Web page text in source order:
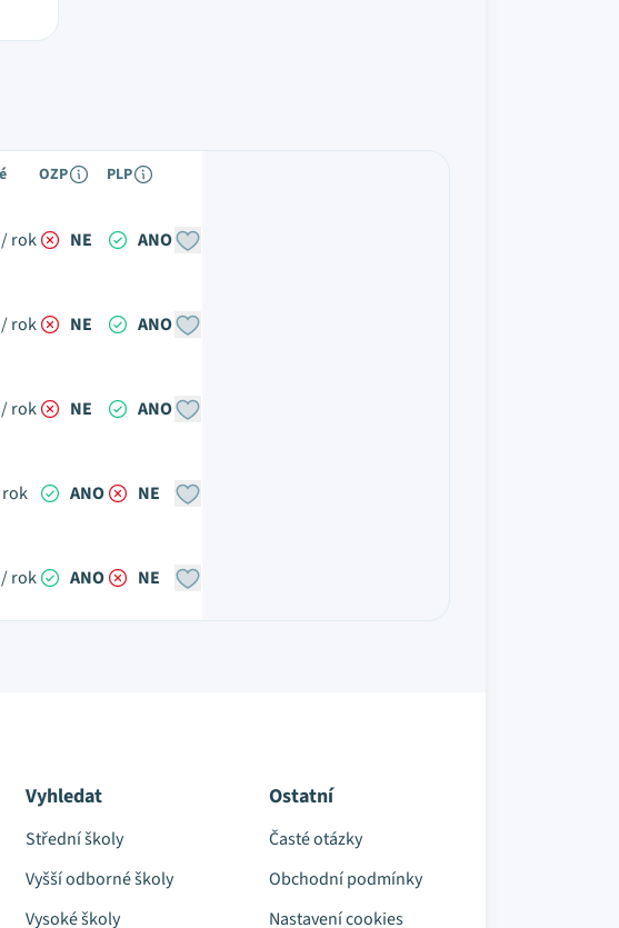
OZP PLP
/ rok NE ANO
/ rok NE ANO
/ rok NE ANO
rok ANO NE
/ rok ANO NE
Vyhledat
Střední školy
Vyšší odborné školy
Vysoké školy
Ostatní
Časté otázky
Obchodní podmínky
Nastavení cookies